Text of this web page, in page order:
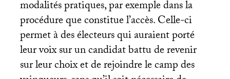
modalités pratiques, par exemple dans la
procédure que constitue l’accès. Celle-ci
permet à des électeurs qui auraient porté
leur voix sur un candidat battu de revenir
sur leur choix et de rejoindre le camp des